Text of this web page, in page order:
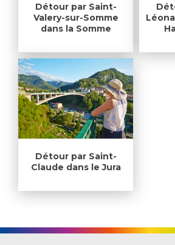
Détour par Saint-
Valery-sur-Somme
dans la Somme
Détour par Saint-
Claude dans le Jura